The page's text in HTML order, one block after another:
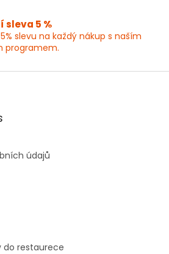
s
u
sleva 5 %
slevu na každý nákup s naším
programem.
údajů
do restaurece